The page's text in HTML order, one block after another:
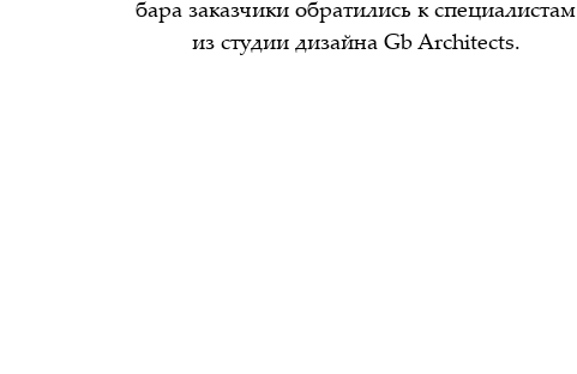
бара заказчики обратились к cпециалистам
из студии дизайна Gb Architects.